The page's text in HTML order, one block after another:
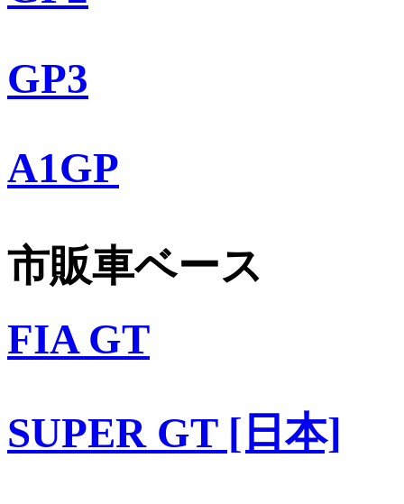
GP3
A1GP
市販車ベース
FIA GT
SUPER GT [日本]